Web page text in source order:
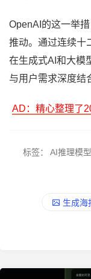
OpenAI的这一举
推动。通过连续十
在生成式AI和大模
与用户需求深度结
AD：精心整理了
标签： AI推理模型
生成海